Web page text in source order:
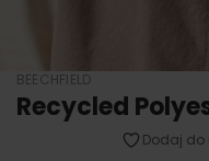
BEECHFIELD
Recycled
Dodaj do